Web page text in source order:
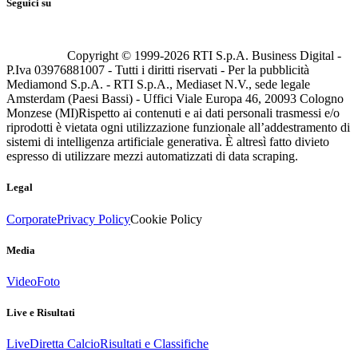
Seguici su
Copyright © 1999-2026 RTI S.p.A. Business Digital -
P.Iva 03976881007 - Tutti i diritti riservati - Per la pubblicità
Mediamond S.p.A. - RTI S.p.A., Mediaset N.V., sede legale
Amsterdam (Paesi Bassi) - Uffici Viale Europa 46, 20093 Cologno
Monzese (MI)Rispetto ai contenuti e ai dati personali trasmessi e/o
riprodotti è vietata ogni utilizzazione funzionale all’addestramento di
sistemi di intelligenza artificiale generativa. È altresì fatto divieto
espresso di utilizzare mezzi automatizzati di data scraping.
Legal
CorporatePrivacy PolicyCookie Policy
Media
VideoFoto
Live e Risultati
LiveDiretta CalcioRisultati e Classifiche